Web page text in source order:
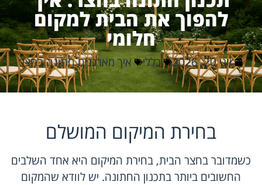
להפוך את הבית למקום
חלומי
יוני 20, 2026 כללי איך מארגנים חתונה בחצר
בחירת המיקום המושלם
כשמדובר בחצר הבית, בחירת המיקום היא אחד השלבים
החשובים ביותר בתכנון החתונה. יש לוודא שהמקום